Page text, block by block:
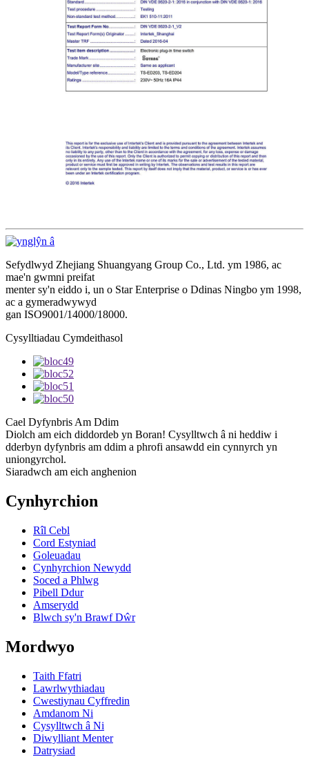
Sefydlwyd Zhejiang Shuangyang Group Co., Ltd. ym 1986, ac
mae'n gwmni preifat
menter sy'n eiddo i, un o Star Enterprise o Ddinas Ningbo ym 1998,
ac a gymeradwywyd
gan ISO9001/14000/18000.
Cysylltiadau Cymdeithasol
Cael Dyfynbris Am Ddim
Diolch am eich diddordeb yn Boran! Cysylltwch â ni heddiw i
dderbyn dyfynbris am ddim a phrofi ansawdd ein cynnyrch yn
uniongyrchol.
Siaradwch am eich anghenion
Cynhyrchion
Rîl Cebl
Cord Estyniad
Goleuadau
Cynhyrchion Newydd
Soced a Phlwg
Pibell Ddur
Amserydd
Blwch sy'n Brawf Dŵr
Mordwyo
Taith Ffatri
Lawrlwythiadau
Cwestiynau Cyffredin
Amdanom Ni
Cysylltwch â Ni
Diwylliant Menter
Datrysiad